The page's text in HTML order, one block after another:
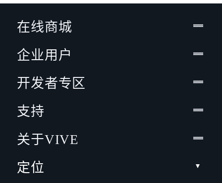
在线商城
企业用户
开发者专区
支持
关于VIVE
定位